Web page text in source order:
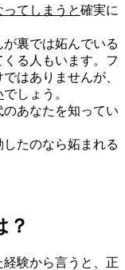
てしまうと確実に
裏では妬んでいる
る人もいます。フ
はありませんが、
でしょう。
あなたを知ってい
たのなら妬まれる
？
験から言うと、正